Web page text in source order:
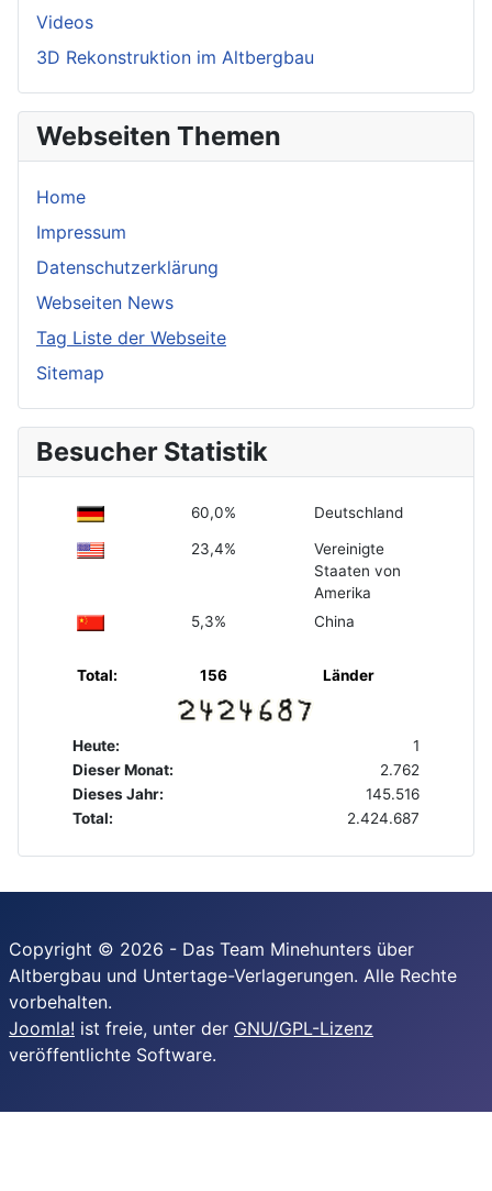
Videos
3D Rekonstruktion im Altbergbau
Webseiten Themen
Home
Impressum
Datenschutzerklärung
Webseiten News
Tag Liste der Webseite
Sitemap
Besucher Statistik
60,0% Deutschland
23,4%
Vereinigte
Staaten von
Amerika
5,3%
China
Total: 156 Länder
Heute:
1
Dieser Monat:
2.762
Dieses Jahr:
145.516
Total:
2.424.687
Copyright © 2026 - Das Team Minehunters über
Altbergbau und Untertage-Verlagerungen. Alle Rechte
vorbehalten.
Joomla! ist freie, unter der GNU/GPL-Lizenz
veröffentlichte Software.